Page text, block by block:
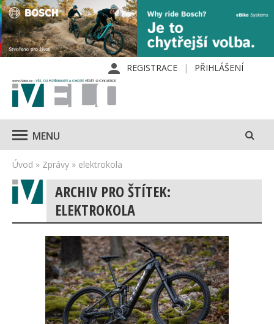
REGISTRACE PŘIHLÁŠENÍ
MENU
Úvod » Zprávy » elektrokola
ARCHIV PRO ŠTÍTEK:
ELEKTROKOLA